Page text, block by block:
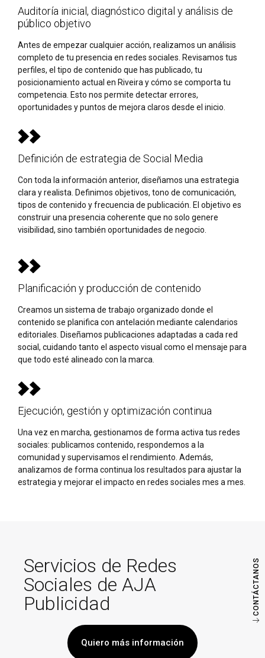
CONTÁCTANOS
Auditoría inicial, diagnóstico digital y análisis de
público objetivo
Antes de empezar cualquier acción, realizamos un análisis
completo de tu presencia en redes sociales. Revisamos tus
perfiles, el tipo de contenido que has publicado, tu
posicionamiento actual en Riveira y cómo se comporta tu
competencia. Esto nos permite detectar errores,
oportunidades y puntos de mejora claros desde el inicio.
Definición de estrategia de Social Media
Con toda la información anterior, diseñamos una estrategia
clara y realista. Definimos objetivos, tono de comunicación,
tipos de contenido y frecuencia de publicación. El objetivo es
construir una presencia coherente que no solo genere
visibilidad, sino también oportunidades de negocio.
Planificación y producción de contenido
Creamos un sistema de trabajo organizado donde el
contenido se planifica con antelación mediante calendarios
editoriales. Diseñamos publicaciones adaptadas a cada red
social, cuidando tanto el aspecto visual como el mensaje para
que todo esté alineado con la marca.
Ejecución, gestión y optimización continua
Una vez en marcha, gestionamos de forma activa tus redes
sociales: publicamos contenido, respondemos a la
comunidad y supervisamos el rendimiento. Además,
analizamos de forma continua los resultados para ajustar la
estrategia y mejorar el impacto en redes sociales mes a mes.
Servicios de Redes
Sociales de AJA
Publicidad
Quiero más información